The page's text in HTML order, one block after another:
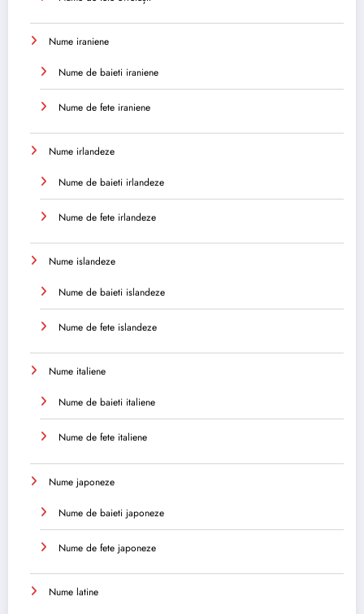
Nume iraniene
Nume de baieti iraniene
Nume de fete iraniene
Nume irlandeze
Nume de baieti irlandeze
Nume de fete irlandeze
Nume islandeze
Nume de baieti islandeze
Nume de fete islandeze
Nume italiene
Nume de baieti italiene
Nume de fete italiene
Nume japoneze
Nume de baieti japoneze
Nume de fete japoneze
Nume latine